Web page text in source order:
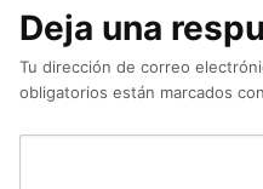
Deja una
Tu dirección de correo
obligatorios están marcados con